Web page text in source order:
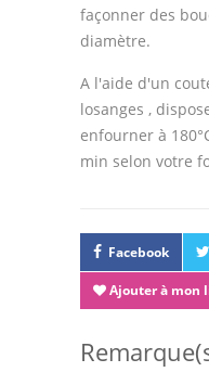
façonner des
diamètre.
A l'aide d'un
losanges ,
enfourner à
min selon votre
Facebook
Ajouter à mon